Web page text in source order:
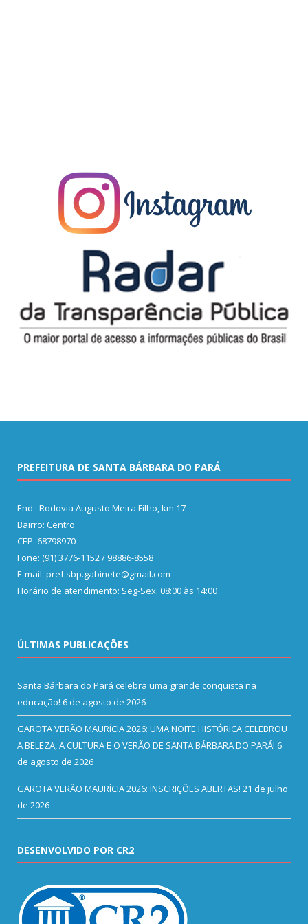
PREFEITURA DE SANTA BÁRBARA DO PARÁ
End.: Rodovia Augusto Meira Filho, km 17
Bairro: Centro
CEP: 68798970
Fone: (91) 3776-1152 / 98886-8558
E-mail: pref.sbp.gabinete@gmail.com
Horário de atendimento: Seg-Sex: 08:00 às 14:00
ÚLTIMAS PUBLICAÇÕES
Santa Bárbara do Pará celebra uma grande conquista na
educação! 6 de agosto de 2026
GAROTA VERÃO MAURÍCIA 2026: UMA NOITE HISTÓRICA CELEBROU
A BELEZA, A CULTURA E O VERÃO DE SANTA BÁRBARA DO PARÁ! 6
de agosto de 2026
GAROTA VERÃO MAURÍCIA 2026: INSCRIÇÕES ABERTAS! 21 de julho
de 2026
DESENVOLVIDO POR CR2